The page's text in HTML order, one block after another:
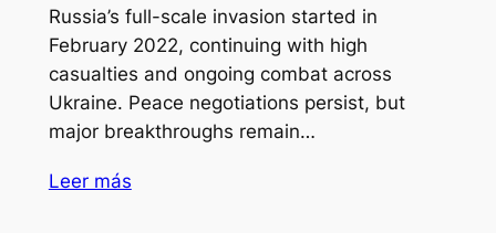
Russia’s full-scale invasion started in
February 2022, continuing with high
casualties and ongoing combat across
Ukraine. Peace negotiations persist, but
major breakthroughs remain…
Leer más